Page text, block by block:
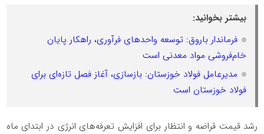
بیشتر بخوانید:
فرماندار باروق: توسعه واحدهای فرآوری، راهکار پایان
خام‌فروشی مواد معدنی است
مدیرعامل فولاد خوزستان: بازسازی، آغاز فصل تازه‌ای برای
فولاد خوزستان است
رشد قیمت قراضه و انتظار برای افزایش تعرفه‌های انرژی در ابتدای ماه